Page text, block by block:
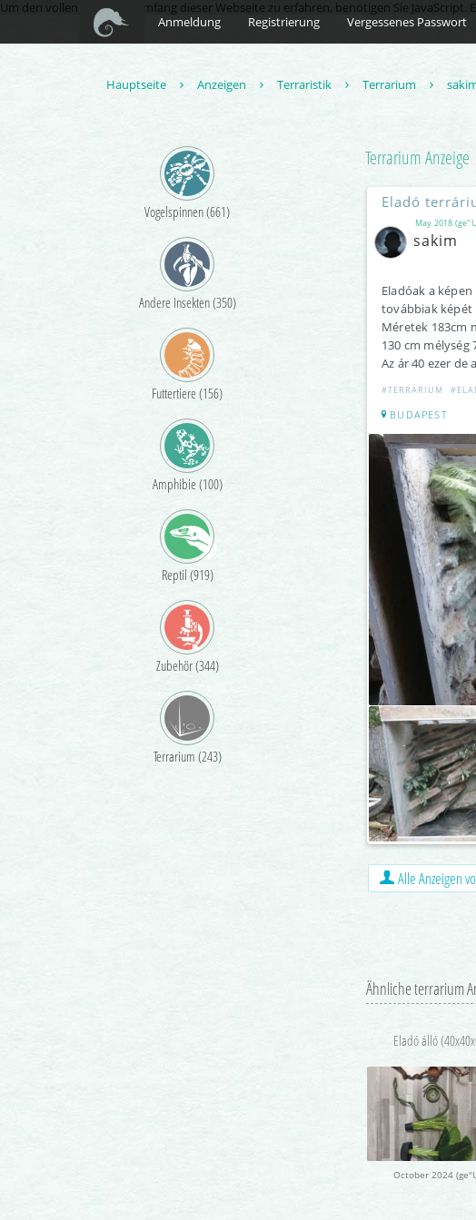
Um den vollen Funktionsumfang dieser Webseite zu erfahren, benötigen Sie
Anmeldung
Registrierung Vergessenes Passwort
Hauptseite Anzeigen Terraristik Terrarium
Vogelspinnen (661)
Andere Insekten (350)
Futtertiere (156)
Amphibie (100)
Reptil (919)
Zubehör (344)
Terrarium (243)
TerrariumAnzeige
May 2018
Eladó
sakim
Eladóak a
továbbiak képét
Méretek 183cm
130 cm mélység
Az ár 40 ezer de
#TERRÁRIUM
BUDAPEST
Alle Anzeigen
Ähnliche terrarium